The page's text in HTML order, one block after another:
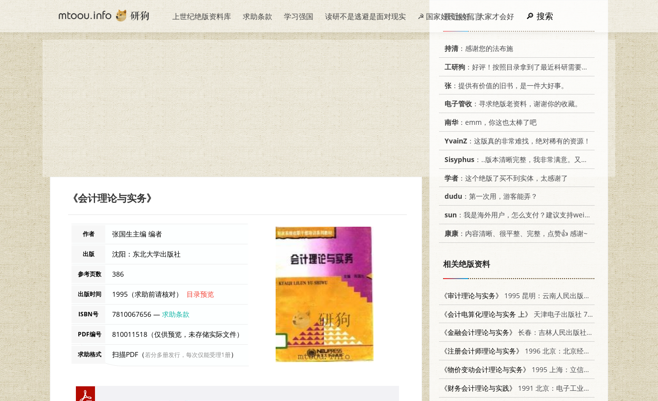
上世纪绝版资料库 求助条款 学习强国 读研不是逃避是面对现实 ☭ 国家好民族好，大家才会好 搜索
《会计理论与实务》
作者 张国生主编 编者
出版 沈阳：东北大学出版社
参考页数 386
出版时间 1995（求助前请核对） 目录预览
ISBN号 7810067656 —求助条款
PDF编号 810011518（仅供预览，未存储实际文件）
求助格式 扫描PDF（若分多册发行，每次仅能受理1册）
最近的留言
持清 ：感谢您的法布施
工研狗 ：好评！按照目录拿到了最近科研需要的材料！
张 ：提供有价值的旧书，是一件大好事。
电子管收 ：寻求绝版老资料，谢谢你的收藏。
南华：emm，你这也太棒了吧
YvainZ ：这版真的非常难找，绝对稀有的资源！
Sisyphus ：..版本清晰完整，我非常满意。又及，这本《话语的真相》...
学者 ：这个绝版了买不到实体，太感谢了
dudu ：第一次用，游客能弄？
sun ：我是海外用户，怎么支付？建议支持weixin支付
康康 ：内容清晰、很平整、完整，点赞👍 感谢~
相关绝版资料
《审计理论与实务》
1995 昆明：云南人民出版社 7222018360
《会计电算化理论与实务 上》
天津电子出版社 7900308512
《金融会计理论与实务》
长春：吉林人民出版社 7206028780
《注册会计师理论与实务》
1996 北京：北京经济学院出版社 7563805680
《物价变动会计理论与实务》
1995 上海：立信会计出版社 7542903071
《财务会计理论与实践》
1991 北京：电子工业出版社 7505314815